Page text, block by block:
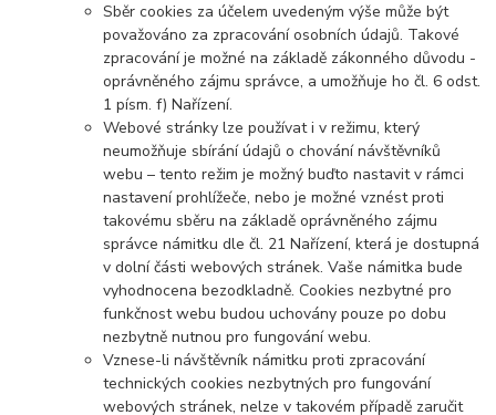
Sběr cookies za účelem uvedeným výše může být
považováno za zpracování osobních údajů. Takové
zpracování je možné na základě zákonného důvodu -
oprávněného zájmu správce, a umožňuje ho čl. 6 odst.
1 písm. f) Nařízení.
Webové stránky lze používat i v režimu, který
neumožňuje sbírání údajů o chování návštěvníků
webu – tento režim je možný buďto nastavit v rámci
nastavení prohlížeče, nebo je možné vznést proti
takovému sběru na základě oprávněného zájmu
správce námitku dle čl. 21 Nařízení, která je dostupná
v dolní části webových stránek. Vaše námitka bude
vyhodnocena bezodkladně. Cookies nezbytné pro
funkčnost webu budou uchovány pouze po dobu
nezbytně nutnou pro fungování webu.
Vznese-li návštěvník námitku proti zpracování
technických cookies nezbytných pro fungování
webových stránek, nelze v takovém případě zaručit